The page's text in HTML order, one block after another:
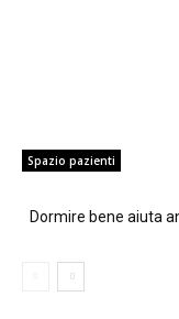
Spazio pazienti
Dormire bene aiuta